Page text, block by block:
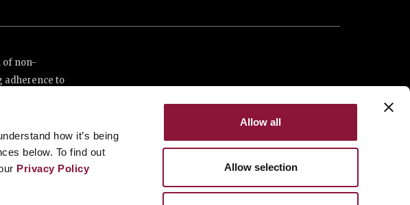
how it’s being
below. To find out
Privacy Policy
Allow all
Allow selection
of non-
adherence to
and Swiss